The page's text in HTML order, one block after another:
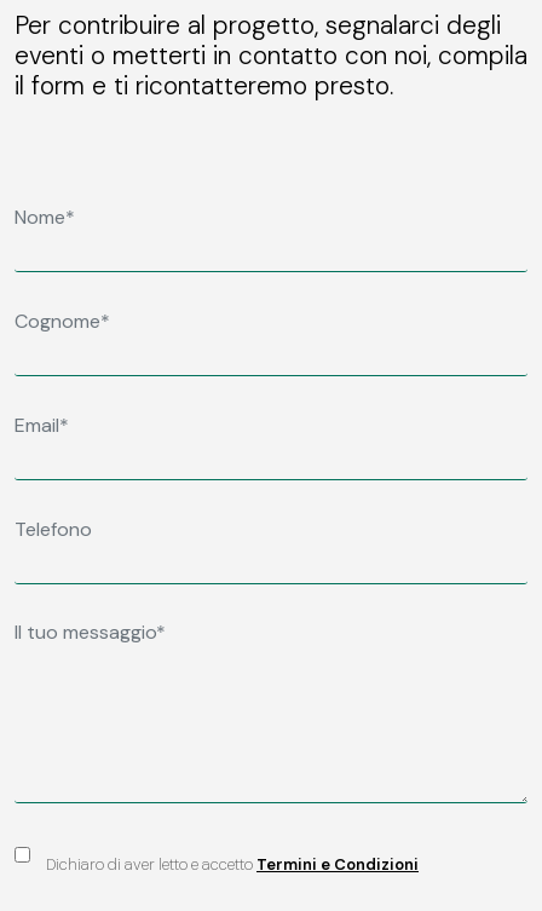
Per contribuire al progetto, segnalarci degli
eventi o metterti in contatto con noi, compila
il form e ti ricontatteremo presto.
Dichiaro di aver letto e accetto Termini e Condizioni